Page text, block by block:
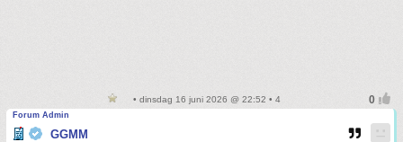
• dinsdag 16 juni 2026 @ 22:52 • 4
Forum Admin
GGMM